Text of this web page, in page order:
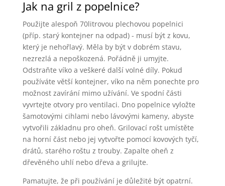
Jak na gril z popelnice?
Použijte alespoň 70litrovou plechovou popelnici
(příp. starý kontejner na odpad) - musí být z kovu,
který je nehořlavý. Měla by být v dobrém stavu,
nezrezlá a nepoškozená. Pořádně ji umyjte.
Odstraňte víko a veškeré další volné díly. Pokud
používáte větší kontejner, víko na něm ponechte pro
možnost zavírání mimo užívání. Ve spodní části
vyvrtejte otvory pro ventilaci. Dno popelnice vyložte
šamotovými cihlami nebo lávovými kameny, abyste
vytvořili základnu pro oheň. Grilovací rošt umístěte
na horní část nebo jej vytvořte pomocí kovových tyčí,
drátů, starého roštu z trouby. Zapalte oheň z
dřevěného uhlí nebo dřeva a grilujte.
Pamatujte, že při používání je důležité být opatrní.